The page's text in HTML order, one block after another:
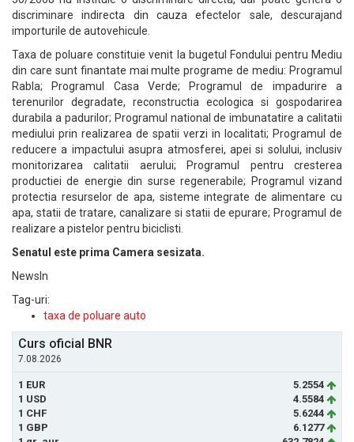
discriminare indirecta din cauza efectelor sale, descurajand
importurile de autovehicule.
Taxa de poluare constituie venit la bugetul Fondului pentru Mediu
din care sunt finantate mai multe programe de mediu: Programul
Rabla; Programul Casa Verde; Programul de impadurire a
terenurilor degradate, reconstructia ecologica si gospodarirea
durabila a padurilor; Programul national de imbunatatire a calitatii
mediului prin realizarea de spatii verzi in localitati; Programul de
reducere a impactului asupra atmosferei, apei si solului, inclusiv
monitorizarea calitatii aerului; Programul pentru cresterea
productiei de energie din surse regenerabile; Programul vizand
protectia resurselor de apa, sisteme integrate de alimentare cu
apa, statii de tratare, canalizare si statii de epurare; Programul de
realizare a pistelor pentru biciclisti.
Senatul este prima Camera sesizata.
NewsIn
Tag-uri:
taxa de poluare auto
Curs oficial BNR
7.08.2026
1 EUR
5.2554
1 USD
4.5584
1 CHF
5.6244
1 GBP
6.1277